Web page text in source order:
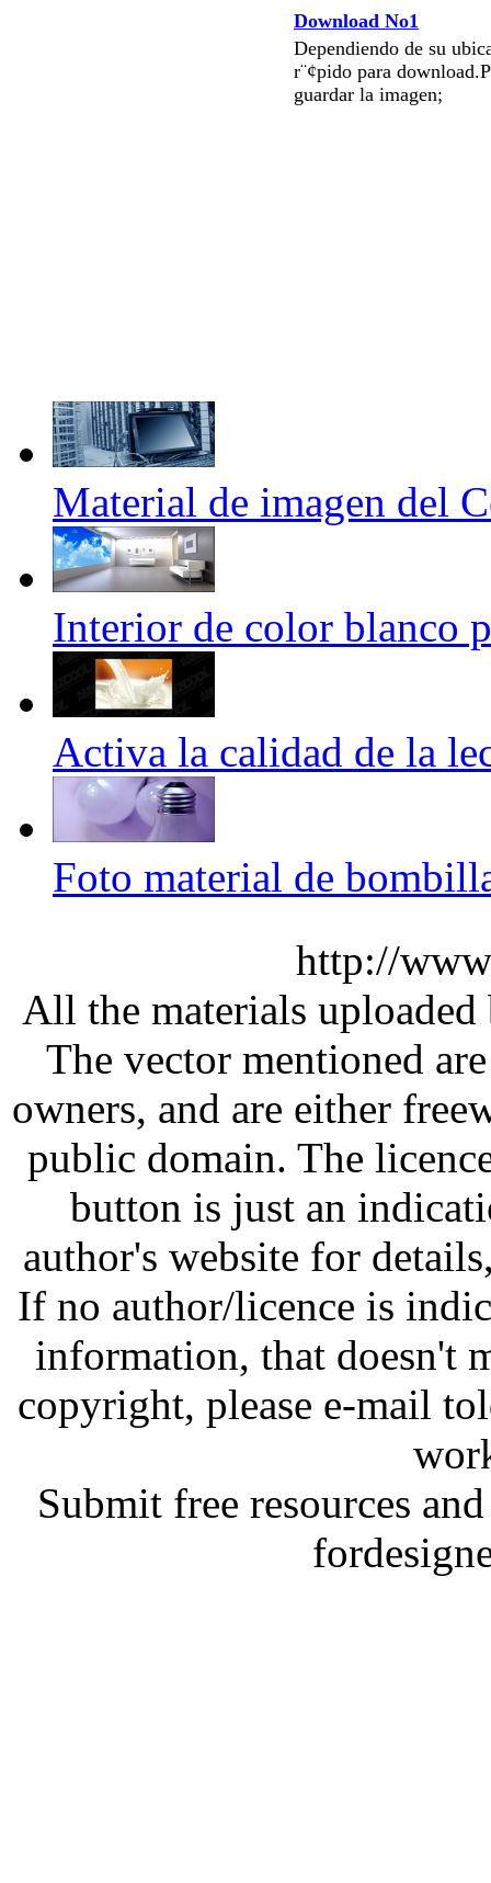
Download No1
Dependiendo de su
r¨¢pido para
guardar la imagen;
Material de imagen del
Interior de color blanco
Activa la calidad de la
Foto material de
http://
All the materials
The vector mentioned
owners, and are either
public domain. The
button is just an
author's website for
If no author/licence is
information, that doesn't
copyright, please e-mail
Submit free resources